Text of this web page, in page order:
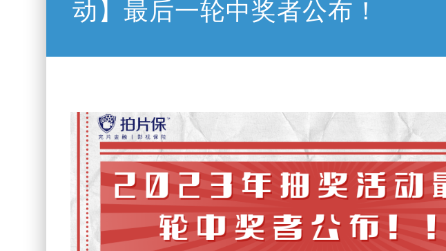
动】最后一轮中奖者公布！